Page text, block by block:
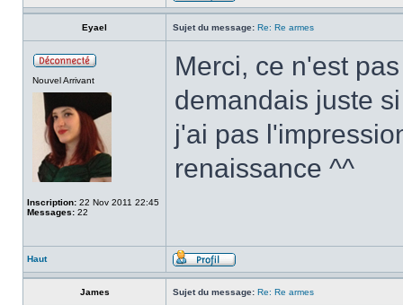
Eyael Sujet du message: Re: Re armes
Nouvel Arrivant
Inscription: 22 Nov 2011 22:45
Messages: 22
Merci, ce n'est
demandais juste
j'ai pas
renaissance ^^
Haut
James Sujet du message: Re: Re armes